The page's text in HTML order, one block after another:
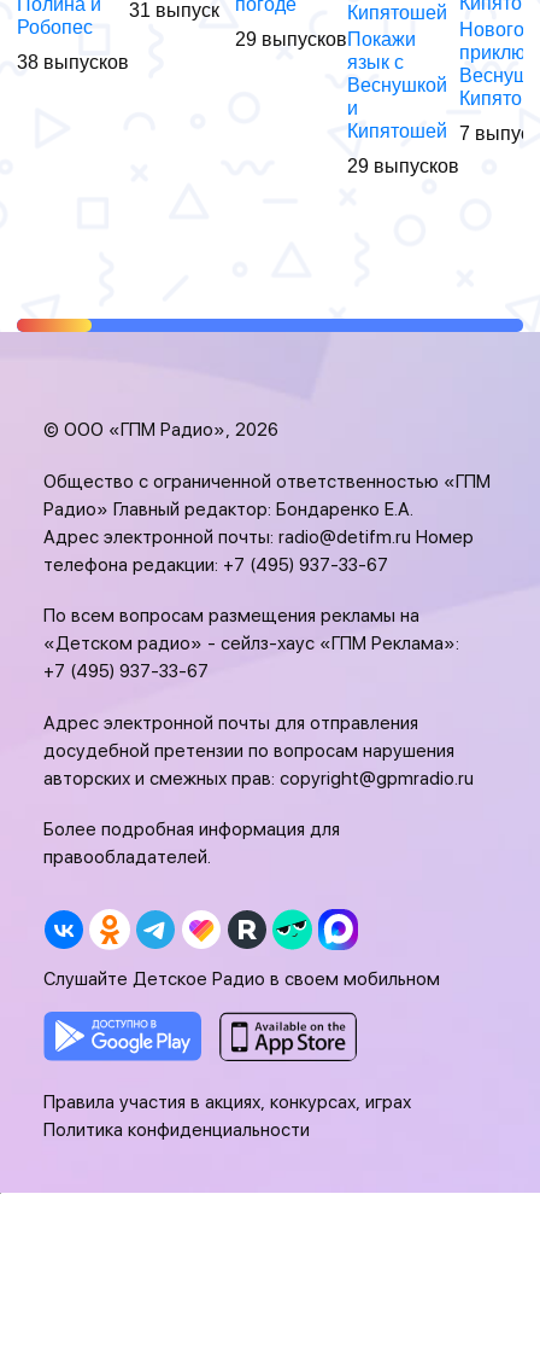
Полина и
Робопес
38 выпусков
31 выпуск
погоде
29 выпусковПокажи
язык с
Веснушкой
и
Кипятошей
29 выпусков
7
© ООО «ГПМ Радио», 2026
Общество с ограниченной ответственностью «ГПМ
Радио» Главный редактор: Бондаренко Е.А.
Адрес электронной почты: radio@detifm.ru Номер
телефона редакции: +7 (495) 937-33-67
По всем вопросам размещения рекламы на
«Детском радио» - сейлз-хаус «ГПМ Реклама»:
+7 (495) 937-33-67
Адрес электронной почты для отправления
досудебной претензии по вопросам нарушения
авторских и смежных прав: copyright@gpmradio.ru
Более подробная информация для
правообладателей.
Слушайте Детское Радио в своем мобильном
Правила участия в акциях, конкурсах, играх
Политика конфиденциальности